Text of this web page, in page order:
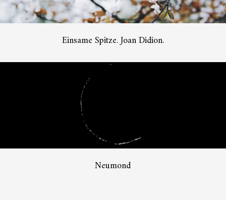
Einsame Spitze. Joan Didion.
Neumond